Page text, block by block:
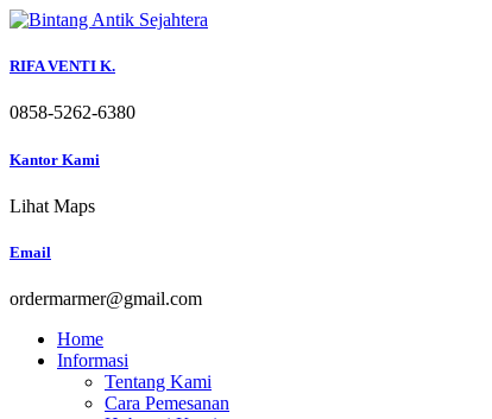
Skip
content
RIFA VENTI K.
0858-5262-6380
Kantor Kami
Lihat Maps
Email
ordermarmer@gmail.com
Home
Informasi
Tentang Kami
Cara Pemesanan